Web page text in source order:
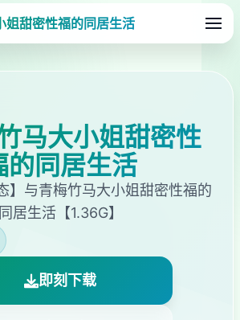
姐甜密性福的同居生活
马大小姐甜密性
的同居生活
】与青梅竹马大小姐甜密性福的
同居生活【1.36G】
即刻下载